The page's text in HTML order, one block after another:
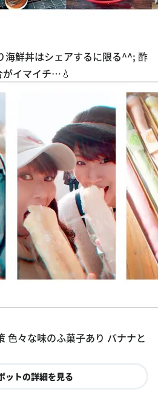
海鮮丼はシェアするに限る^^; 酢
イマイチ…💧
色々な味のふ菓子あり バナナと
ットの詳細を見る